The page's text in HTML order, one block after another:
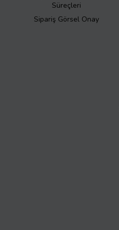
Süreçleri
Sipariş Görsel Onay